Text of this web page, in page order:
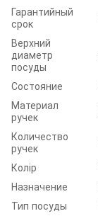
Гарантийный
срок
Верхний
диаметр
посуды
Состояние
Материал
ручек
Количество
ручек
Колір
Назначение
Тип посуды